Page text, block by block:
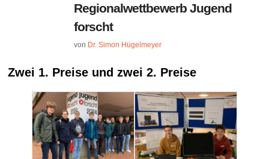
Regionalwettbewerb Jugend
forscht
von Dr. Simon Hügelmeyer
Zwei 1. Preise und zwei 2. Preise